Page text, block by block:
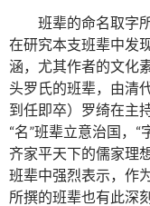
班辈的命名取字
在研究本支班辈中发
涵，尤其作者的文化
头罗氏的班辈，由清
到任即卒）罗绮在主
“名”班辈立意治国，
齐家平天下的儒家理
班辈中强烈表示，作
所撰的班辈也有此深